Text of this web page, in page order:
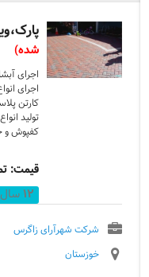
شده)
اجرای
اجرای
کارتن
تولید
کفپوش و
قیمت:
۱۲سال
شرکت شهرآرای زاگرس
خوزستان